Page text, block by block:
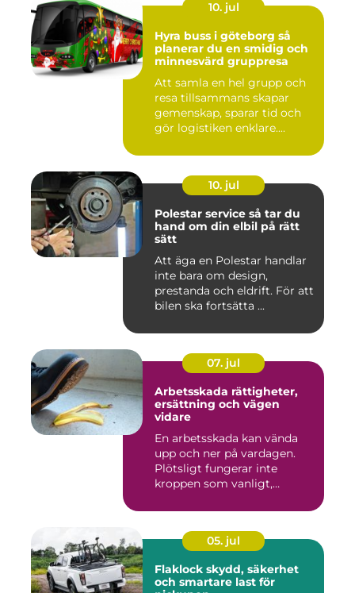
10. jul
Hyra buss i göteborg så
planerar du en smidig och
minnesvärd gruppresa
Att samla en hel grupp och
resa tillsammans skapar
gemenskap, sparar tid och
gör logistiken enklare....
10. jul
Polestar service så tar du
hand om din elbil på rätt
sätt
Att äga en Polestar handlar
inte bara om design,
prestanda och eldrift. För att
bilen ska fortsätta ...
07. jul
Arbetsskada rättigheter,
ersättning och vägen
vidare
En arbetsskada kan vända
upp och ner på vardagen.
Plötsligt fungerar inte
kroppen som vanligt,
05. jul
Flaklock skydd, säkerhet
och smartare last för